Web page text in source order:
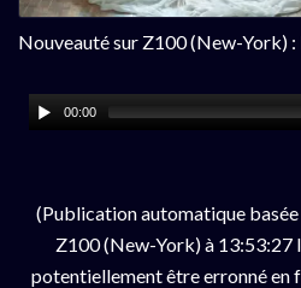
Nouveauté sur Z100 (New-York)
00:00
(Publication automatique
Z100 (New-York) à 13:53:27
potentiellement être erronné en